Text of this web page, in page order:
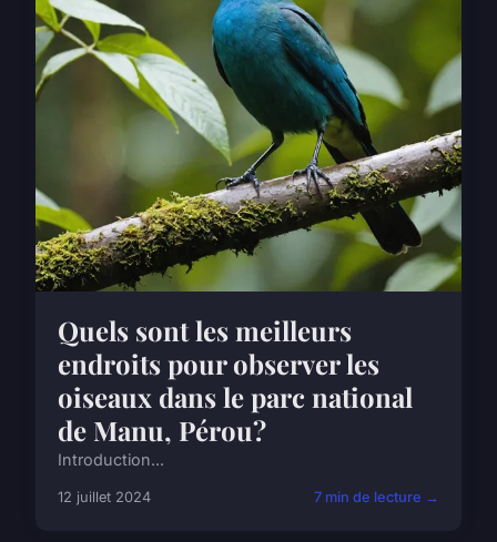
Quels sont les meilleurs
endroits pour observer les
oiseaux dans le parc national
de Manu, Pérou?
Introduction...
12 juillet 2024 7 min de lecture →